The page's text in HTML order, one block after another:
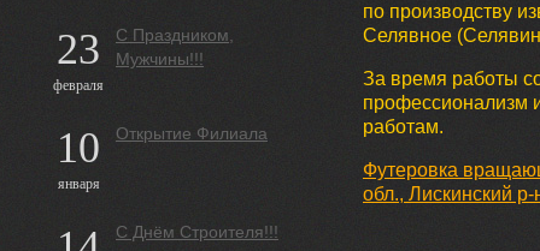
23
февраля
С Праздником,
Мужчины!!!
10
января
Открытие Филиала
С Днём Строителя!!!
по производству
Селявное
За время работы
профессионализм
работам.
Футеровка
обл., Лискинский